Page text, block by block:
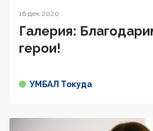
16 дек 2020
Галерия:
герои!
УМБАЛ Токуда